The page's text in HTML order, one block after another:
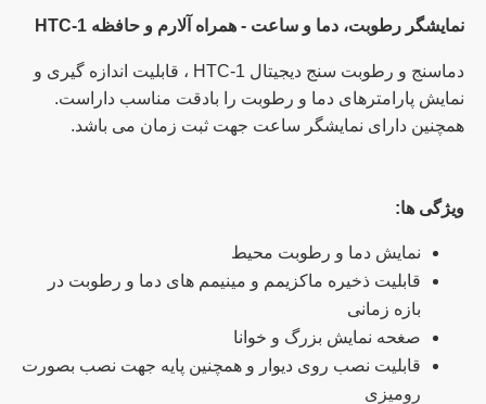
نمایشگر رطوبت، دما و ساعت - همراه آلارم و حافظه HTC-1
دماسنج و رطوبت سنج دیجیتال HTC-1 ، قابلیت اندازه گیری و
نمایش پارامترهای دما و رطوبت را بادقت مناسب داراست.
همچنین دارای نمایشگر ساعت جهت ثبت زمان می باشد.
ویژگی ها:
نمایش دما و رطوبت محیط
قابلیت ذخیره ماکزیمم و مینیمم های دما و رطوبت در
بازه زمانی
صغحه نمایش بزرگ و خوانا
قابلیت نصب روی دیوار و همچنین پایه جهت نصب بصورت
رومیزی